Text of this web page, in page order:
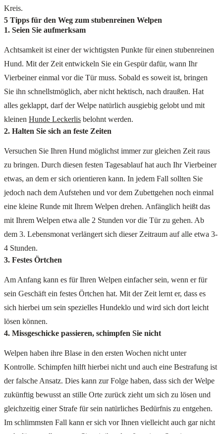
Kreis.
5 Tipps für den Weg zum stubenreinen Welpen
1. Seien Sie aufmerksam
Achtsamkeit ist einer der wichtigsten Punkte für einen stubenreinen
Hund. Mit der Zeit entwickeln Sie ein Gespür dafür, wann Ihr
Vierbeiner einmal vor die Tür muss. Sobald es soweit ist, bringen
Sie ihn schnellstmöglich, aber nicht hektisch, nach draußen. Hat
alles geklappt, darf der Welpe natürlich ausgiebig gelobt und mit
kleinen Hunde Leckerlis belohnt werden.
2. Halten Sie sich an feste Zeiten
Versuchen Sie Ihren Hund möglichst immer zur gleichen Zeit raus
zu bringen. Durch diesen festen Tagesablauf hat auch Ihr Vierbeiner
etwas, an dem er sich orientieren kann. In jedem Fall sollten Sie
jedoch nach dem Aufstehen und vor dem Zubettgehen noch einmal
eine kleine Runde mit Ihrem Welpen drehen. Anfänglich heißt das
mit Ihrem Welpen etwa alle 2 Stunden vor die Tür zu gehen. Ab
dem 3. Lebensmonat verlängert sich dieser Zeitraum auf alle etwa 3-
4 Stunden.
3. Festes Örtchen
Am Anfang kann es für Ihren Welpen einfacher sein, wenn er für
sein Geschäft ein festes Örtchen hat. Mit der Zeit lernt er, dass es
sich hierbei um sein spezielles Hundeklo und wird sich dort leicht
lösen können.
4. Missgeschicke passieren, schimpfen Sie nicht
Welpen haben ihre Blase in den ersten Wochen nicht unter
Kontrolle. Schimpfen hilft hierbei nicht und auch eine Bestrafung ist
der falsche Ansatz. Dies kann zur Folge haben, dass sich der Welpe
zukünftig bewusst an stille Orte zurück zieht um sich zu lösen und
gleichzeitig einer Strafe für sein natürliches Bedürfnis zu entgehen.
Im schlimmsten Fall kann er sich vor Ihnen vielleicht auch gar nicht